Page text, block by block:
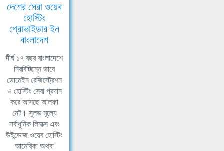
দেশের সেরা ওয়েব
হোস্টিং
প্রোভাইডার ইন
বাংলাদেশ
দীর্ঘ ১৭ বছর বাংলাদেশে
নিরবিচ্ছিন্ন ভাবে
ডোমেইন রেজিস্ট্রেশন
ও হোস্টিং সেবা প্রদান
করে আসছে আলফা
নেট। সুলভ মূল্যে
সর্বাধুনিক লিনাক্স এবং
উইন্ডোজ ওয়েব হোস্টিং
আমেরিকা অথবা